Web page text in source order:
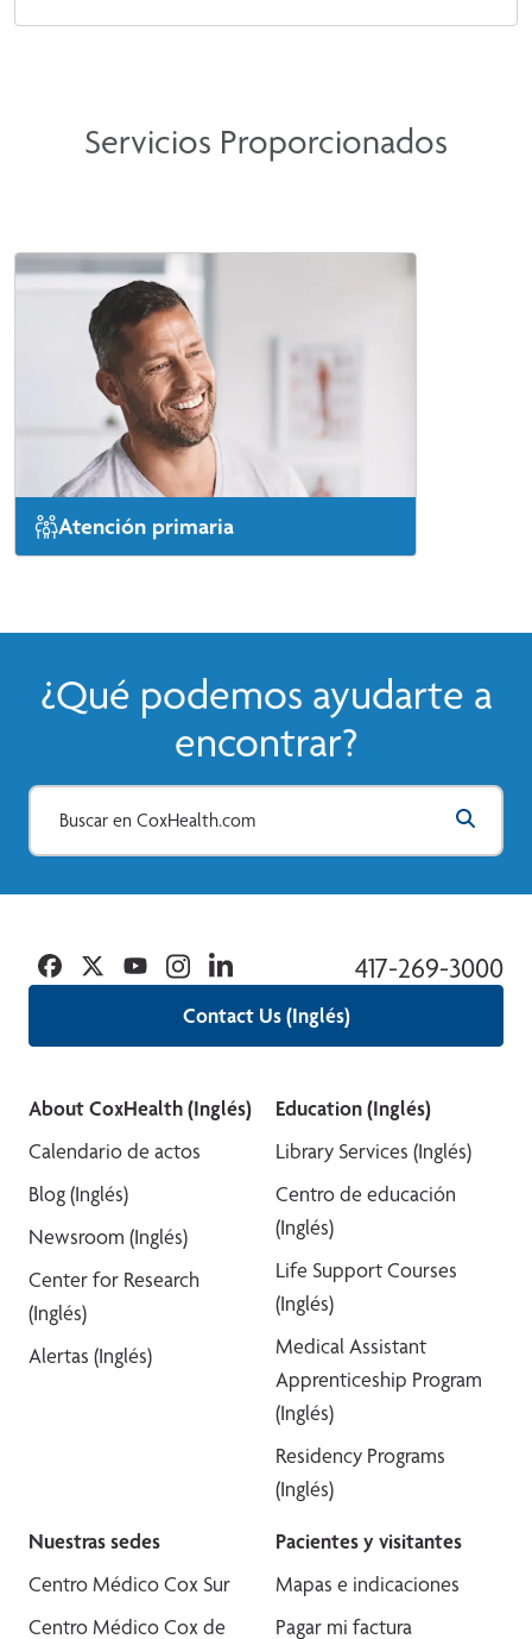
Servicios Proporcionados
Atención primaria
¿Qué podemos ayudarte a
encontrar?
Contact Us (Inglés)
417-269-3000
Facebook
TwitterYouTubeInstagramLinkedin
About CoxHealth (Inglés)
Calendario de actos
Blog (Inglés)
Newsroom (Inglés)
Center for Research
(Inglés)
Alertas (Inglés)
Education (Inglés)
Library Services (Inglés)
Centro de educación
(Inglés)
Life Support Courses
(Inglés)
Medical Assistant
Apprenticeship Program
(Inglés)
Residency Programs
(Inglés)
Nuestras sedes
Centro Médico Cox Sur
Centro Médico Cox de
Pacientes y visitantes
Mapas e indicaciones
Pagar mi factura